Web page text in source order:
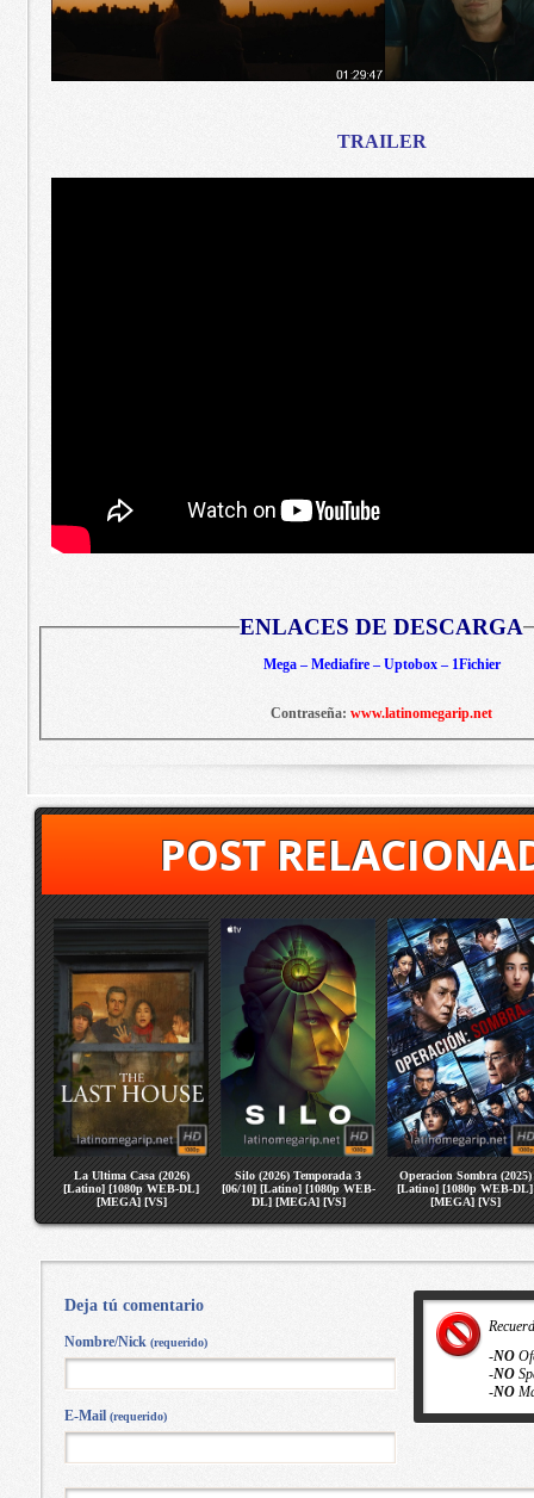
TRAILER
ENLACES DE DESCARGA
Mega – Mediafire – Uptobox – 1Fichier
Contraseña: www.latinomegarip.net
POST
La Ultima Casa (2026)
[Latino] [1080p WEB-DL]
[MEGA] [VS]
Silo (2026) Temporada 3
[06/10] [Latino] [1080p WEB-
DL] [MEGA] [VS]
Operacion Sombra (2025)
[Latino] [1080p WEB-DL]
[MEGA] [VS]
-NO
-NO
-NO
Deja tú comentario
Nombre/Nick (requerido)
E-Mail (requerido)